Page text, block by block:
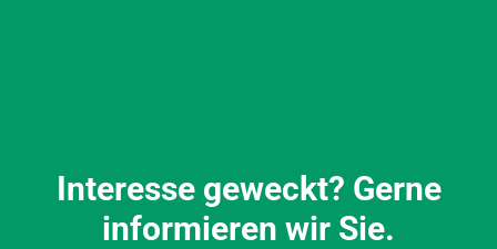
Interesse geweckt? Gerne
informieren wir Sie.